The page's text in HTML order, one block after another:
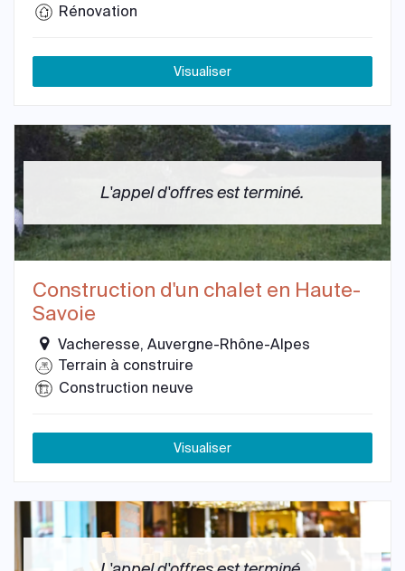
Rénovation
Visualiser
L'appel d'offres est terminé.
Construction d'un chalet en Haute-
Savoie
Vacheresse, Auvergne-Rhône-Alpes
Terrain à construire
Construction neuve
Visualiser